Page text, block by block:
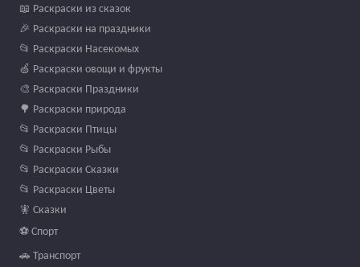
📖 Раскраски из сказок
🎉 Раскраски на праздники
📂 Раскраски Насекомых
🍏 Раскраски овощи и фрукты
🎨 Раскраски Праздники
🌳 Раскраски природа
📂 Раскраски Птицы
📂 Раскраски Рыбы
📂 Раскраски Сказки
📂 Раскраски Цветы
🧚 Сказки
⚽ Спорт
🚗 Транспорт